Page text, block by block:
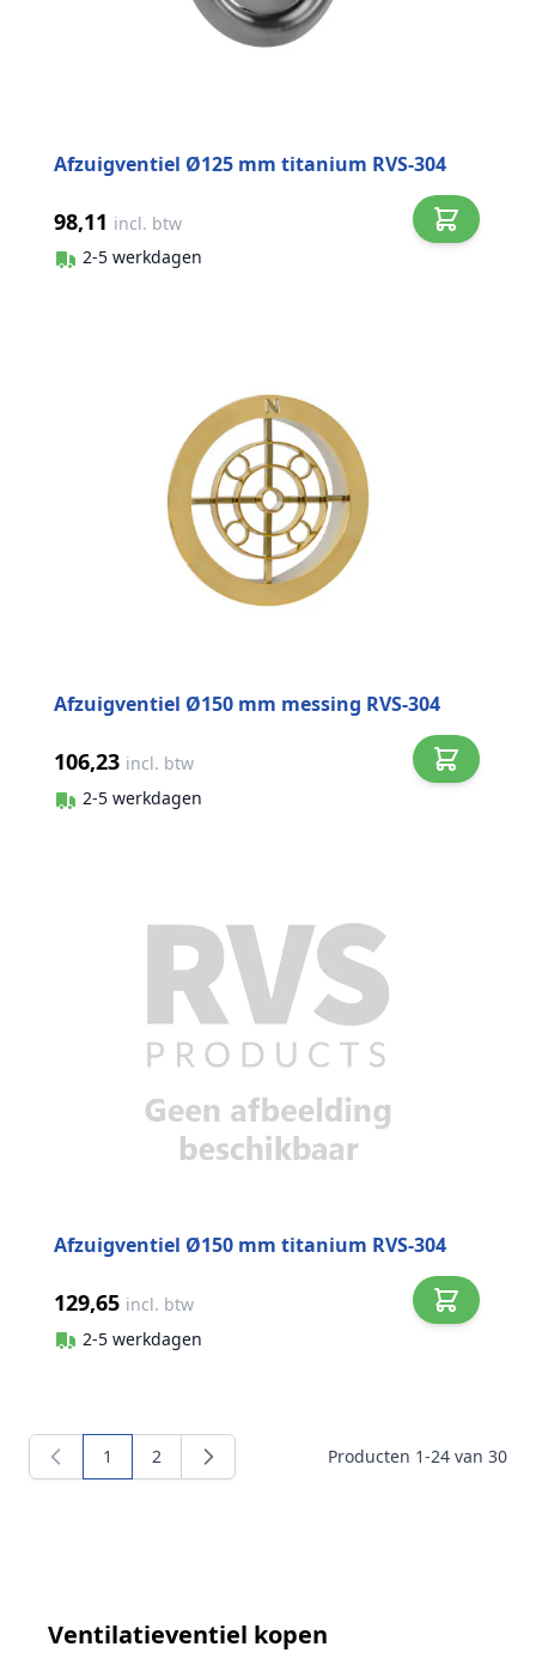
Afzuigventiel Ø125 mm titanium RVS-304
98,11 incl. btw
2-5 werkdagen
Afzuigventiel Ø150 mm messing RVS-304
106,23 incl. btw
2-5 werkdagen
Afzuigventiel Ø150 mm titanium RVS-304
129,65 incl. btw
2-5 werkdagen
Producten 1-24 van 30
U lees momenteel pagina
1 Pagina
2
Ventilatieventiel kopen